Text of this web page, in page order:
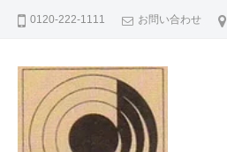
0120-222-1111 お問い合わせ